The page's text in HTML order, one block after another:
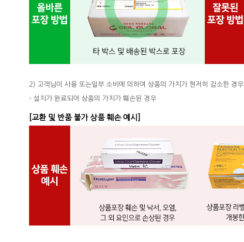
2) 고객님이 사용 또는일부 소비에 의하여 상품의 가치가 현저히 감소한 경우
- 설치가 완료되어 상품의 가치가 훼손된 경우
[교환 및 반품 불가 상품 훼손 예시]